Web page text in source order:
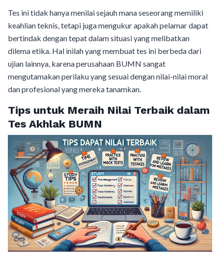
Tes ini tidak hanya menilai sejauh mana seseorang memiliki
keahlian teknis, tetapi juga mengukur apakah pelamar dapat
bertindak dengan tepat dalam situasi yang melibatkan
dilema etika. Hal inilah yang membuat tes ini berbeda dari
ujian lainnya, karena perusahaan BUMN sangat
mengutamakan perilaku yang sesuai dengan nilai-nilai moral
dan profesional yang mereka tanamkan.
Tips untuk Meraih Nilai Terbaik dalam
Tes Akhlak BUMN